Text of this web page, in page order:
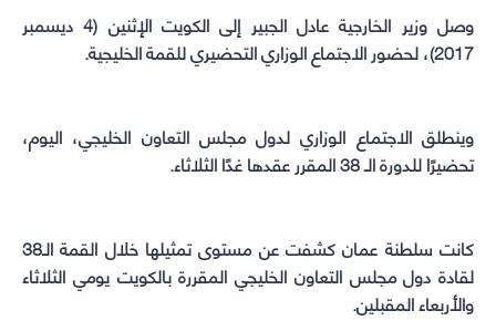
وصل وزير الخارجية عادل الجبير إلى الكويت الإثنين (4 ديسمبر
2017)، لحضور الاجتماع الوزاري التحضيري للقمة الخليجية.
وينطلق الاجتماع الوزاري لدول مجلس التعاون الخليجي، اليوم،
تحضيرًا للدورة الـ 38 المقرر عقدها غدًا الثلاثاء.
كانت سلطنة عمان كشفت عن مستوى تمثيلها خلال القمة الـ38
لقادة دول مجلس التعاون الخليجي المقررة بالكويت يومي الثلاثاء
والأربعاء المقبلين.
window)
window)
window)
window)